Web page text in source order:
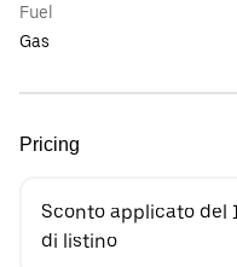
Fuel
Gas
Pricing
Sconto applicato del
di listino